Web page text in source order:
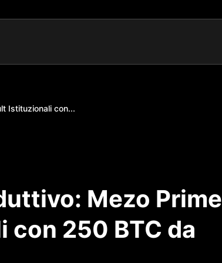
Istituzionali con...
Mezo Prime
250 BTC da